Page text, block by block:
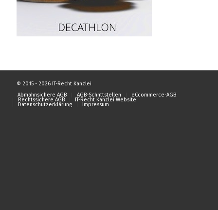
© 2015 - 2026 IT-Recht Kanzlei
Abmahnsichere AGB
AGB-Schnttstellen eCcommerce-AGB
Rechtssichere AGB IT-Recht Kanzlei Website
Datenschutzerklärung Impressum